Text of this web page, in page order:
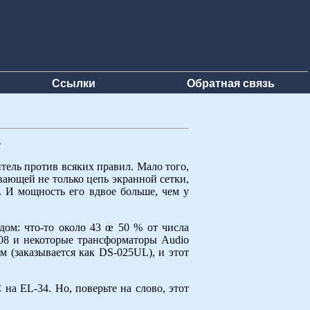
Ссылки Обратная связь
против всяких правил. Мало того,
не только цепь экранной сетки,
И мощность его вдвое больше, чем у
что-то около 43 œ 50 % от числа
и некоторые трансформаторы Audio
как DS-025UL), и этот
EL-34. Но, поверьте на слово, этот